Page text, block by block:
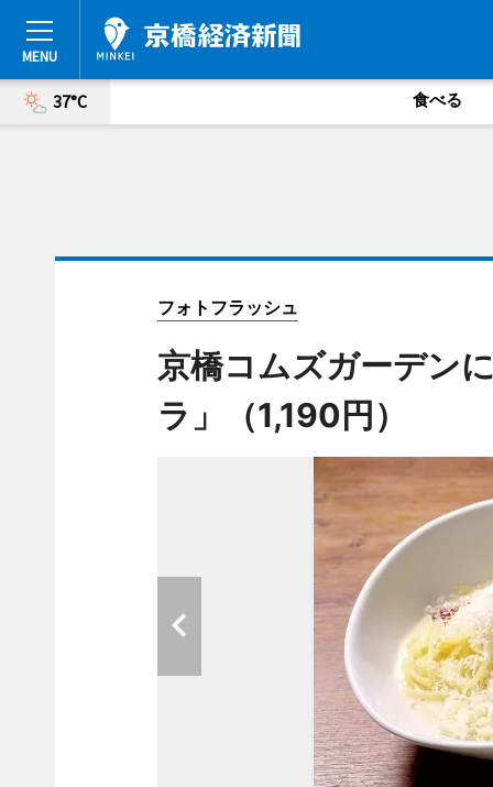
37°C 食べる
フォトフラッシュ
京橋コムズガーデン
ラ」（1,190円）